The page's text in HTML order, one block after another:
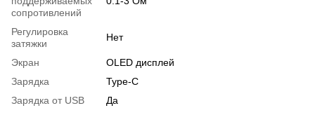
сопротивлений
Регулировка
затяжки
Нет
Экран
OLED дисплей
Зарядка
Type-C
Зарядка от USB
Да